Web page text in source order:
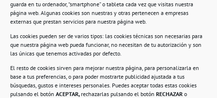
guarda en tu ordenador, “smartphone” o tableta cada vez que visitas nuestra
página web. Algunas cookies son nuestras y otras pertenecen a empresas
externas que prestan servicios para nuestra página web.
Las cookies pueden ser de varios tipos: las cookies técnicas son necesarias para
que nuestra página web pueda funcionar, no necesitan de tu autorización y son
las únicas que tenemos activadas por defecto.
El resto de cookies sirven para mejorar nuestra página, para personalizarla en
base a tus preferencias, o para poder mostrarte publicidad ajustada a tus
búsquedas, gustos e intereses personales. Puedes aceptar todas estas cookies
pulsando el botón ACEPTAR, rechazarlas pulsando el botón RECHAZAR o
Información
Compromiso con la protección de datos
Política de Cookies.